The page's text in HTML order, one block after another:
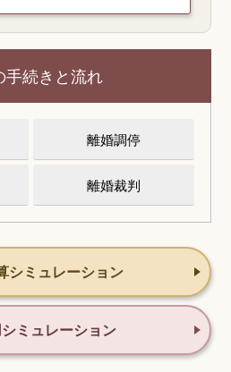
手続きと流れ
離婚調停
離婚裁判
シミュレーション
ミュレーション